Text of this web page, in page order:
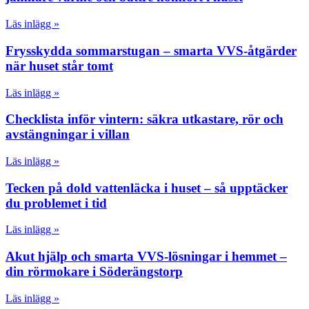
Läs inlägg »
Frysskydda sommarstugan – smarta VVS-åtgärder
när huset står tomt
Läs inlägg »
Checklista inför vintern: säkra utkastare, rör och
avstängningar i villan
Läs inlägg »
Tecken på dold vattenläcka i huset – så upptäcker
du problemet i tid
Läs inlägg »
Akut hjälp och smarta VVS-lösningar i hemmet –
din rörmokare i Söderängstorp
Läs inlägg »